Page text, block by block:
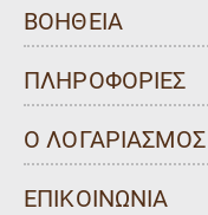
ΒΟΗΘΕΙΑ
ΠΛΗΡΟΦΟΡΙΕΣ
Ο
ΕΠΙΚΟΙΝΩΝΙΑ